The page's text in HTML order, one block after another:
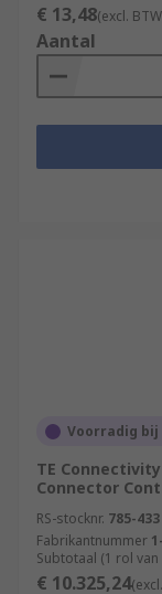
€ 13,48(excl.
Aantal
Voorradig
TE
Connector
RS-stocknr. 785-433
Fabrikantnummer
Subtotaal (1 rol
€ 10.325,24